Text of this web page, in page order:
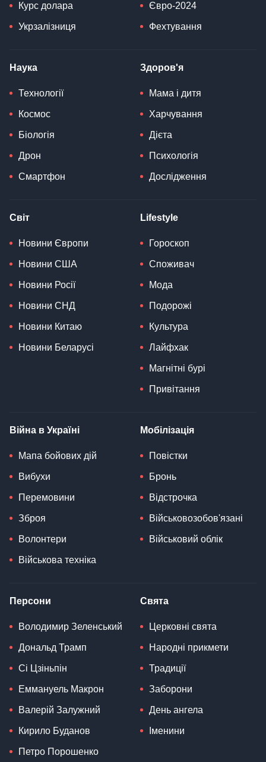
Курс долара
Укрзалізниця
Євро-2024
Фехтування
Наука
Технології
Космос
Біологія
Дрон
Смартфон
Здоров'я
Мама і дитя
Харчування
Дієта
Психологія
Дослідження
Світ
Новини Європи
Новини США
Новини Росії
Новини СНД
Новини Китаю
Новини Беларусі
Lifestyle
Гороскоп
Споживач
Мода
Подорожі
Культура
Лайфхак
Магнітні бурі
Привітання
Війна в Україні
Мапа бойових дій
Вибухи
Перемовини
Зброя
Волонтери
Військова техніка
Мобілізація
Повістки
Бронь
Відстрочка
Військовозобов'язані
Військовий облік
Персони
Володимир Зеленський
Дональд Трамп
Сі Цзіньпін
Еммануель Макрон
Валерій Залужний
Кирило Буданов
Петро Порошенко
Свята
Церковні свята
Народні прикмети
Традиції
Заборони
День ангела
Іменини